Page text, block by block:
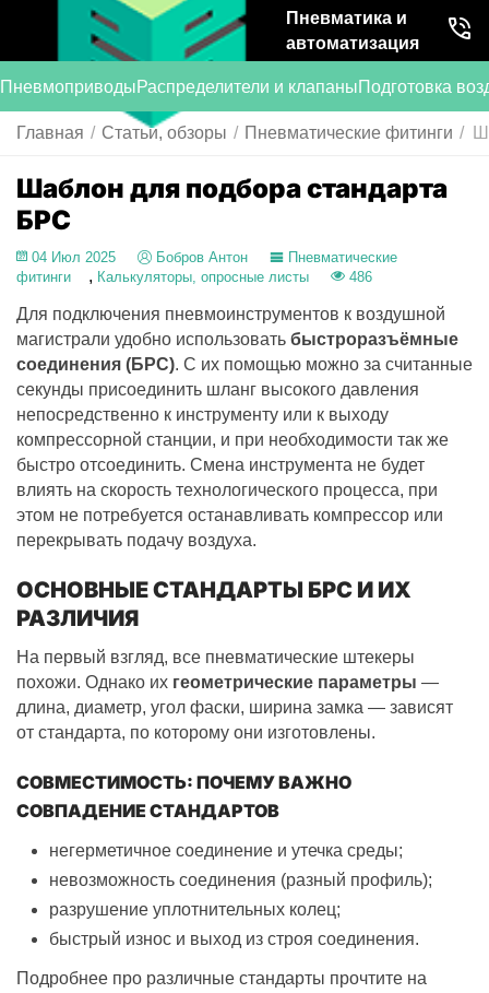
Пневматика и
автоматизация
ПневмоприводыРаспределители и клапаныПодготовка
Главная / Статьи, обзоры / Пневматические фитинги /
Шаблон для подбора стандарта
БРС
04 Июл 2025 Бобров Антон
Пневматические
фитинги
, Калькуляторы, опросные листы 486
Для подключения пневмоинструментов к воздушной
магистрали удобно использовать быстроразъёмные
соединения (БРС). С их помощью можно за считанные
секунды присоединить шланг высокого давления
непосредственно к инструменту или к выходу
компрессорной станции, и при необходимости так же
быстро отсоединить. Смена инструмента не будет
влиять на скорость технологического процесса, при
этом не потребуется останавливать компрессор или
перекрывать подачу воздуха.
ОСНОВНЫЕ СТАНДАРТЫ БРС И ИХ
РАЗЛИЧИЯ
На первый взгляд, все пневматические штекеры
похожи. Однако их геометрические параметры —
длина, диаметр, угол фаски, ширина замка — зависят
от стандарта, по которому они изготовлены.
СОВМЕСТИМОСТЬ: ПОЧЕМУ ВАЖНО
СОВПАДЕНИЕ СТАНДАРТОВ
негерметичное соединение и утечка среды;
невозможность соединения (разный профиль);
разрушение уплотнительных колец;
быстрый износ и выход из строя соединения.
Подробнее про различные стандарты прочтите на